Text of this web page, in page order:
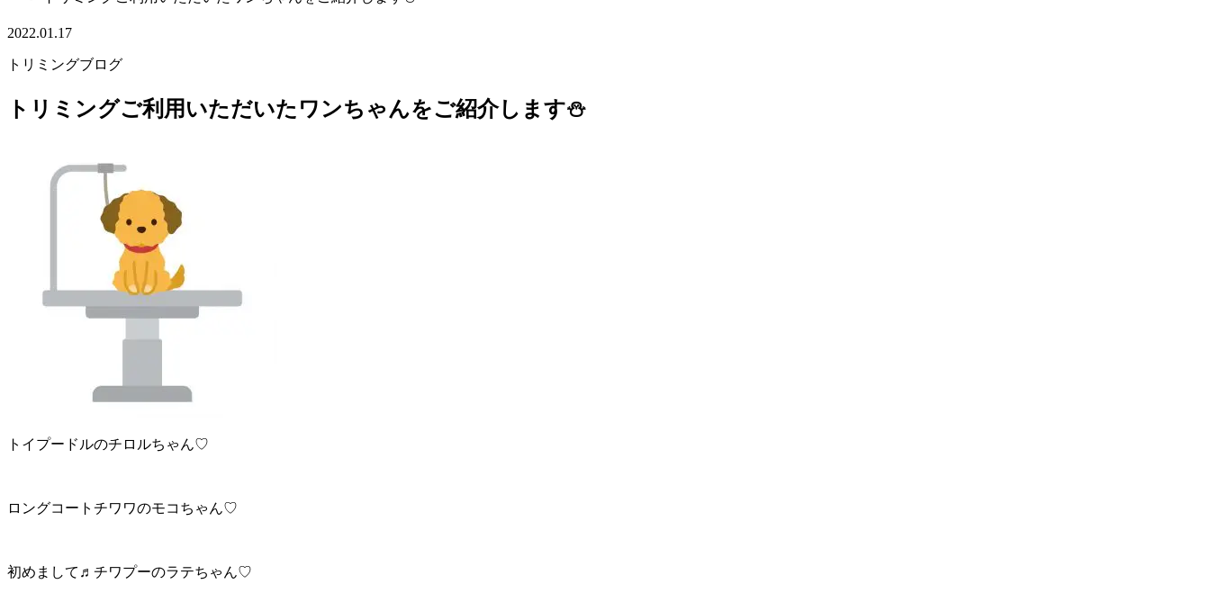
2022.01.17
トリミングブログ
トリミングご利用いただいたワンちゃんをご紹介します⛄
トイプードルのチロルちゃん♡
ロングコートチワワのモコちゃん♡
初めまして♬チワプーのラテちゃん♡